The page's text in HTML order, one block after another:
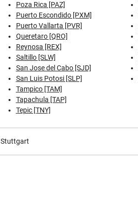
Poza Rica [PAZ]
Puerto Escondido [PXM]
Puerto Vallarta [PVR]
Queretaro [QRO]
Reynosa [REX]
Saltillo [SLW]
San Jose del Cabo [SJD]
San Luis Potosi [SLP]
Tampico [TAM]
Tapachula [TAP]
Tepic [TNY]
Stuttgart